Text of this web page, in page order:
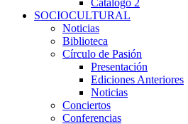
Catálogo 2
SOCIOCULTURAL
Noticias
Biblioteca
Círculo de Pasión
Presentación
Ediciones Anteriores
Noticias
Conciertos
Conferencias